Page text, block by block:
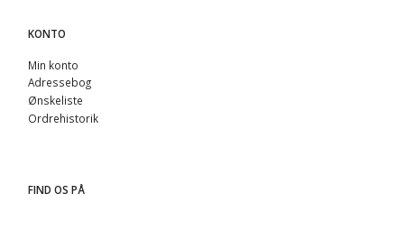
KONTO
Min konto
Adressebog
Ønskeliste
Ordrehistorik
FIND OS PÅ